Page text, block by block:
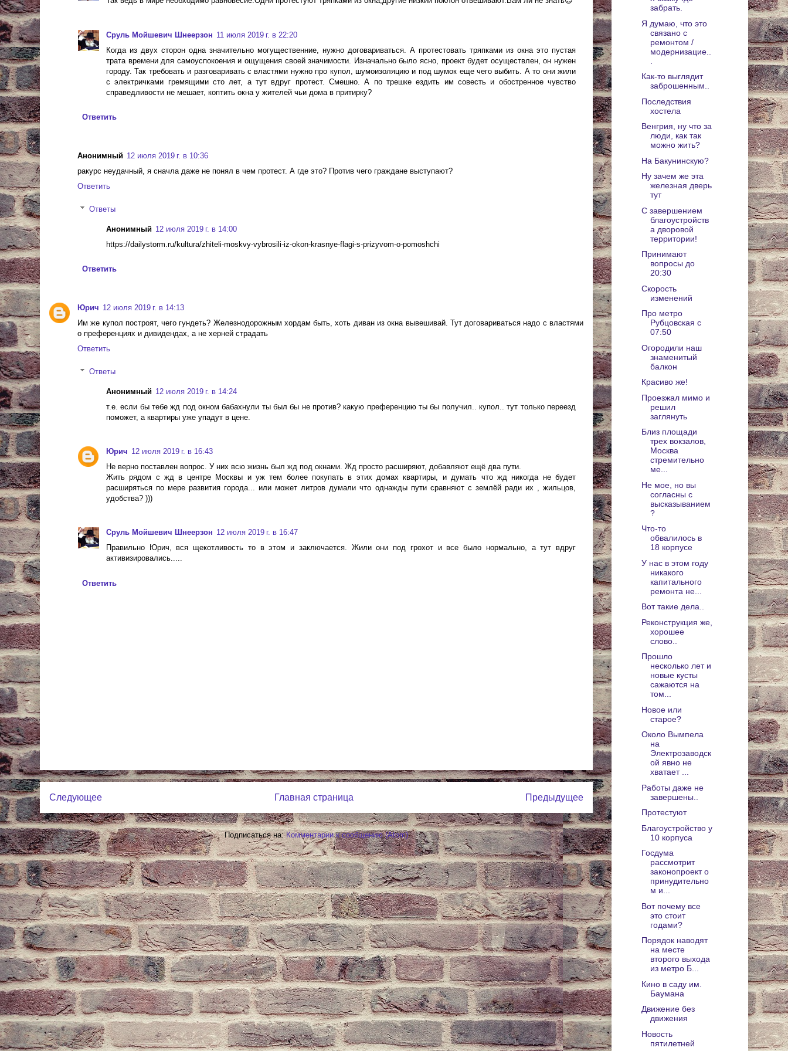
Сруль Мойшевич Шнеерзон 11 июля 2019 г. в 22:20
Когда из двух сторон одна значительно могущественние, нужно договариваться. А протестовать тряпками из окна это пустая
трата времени для самоуспокоения и ощущения своей значимости. Изначально было ясно, проект будет осуществлен, он нужен
городу. Так требовать и разговаривать с властями нужно про купол, шумоизоляцию и под шумок еще чего выбить. А то они жили
с электричками гремящими сто лет, а тут вдруг протест. Смешно. А по трешке ездить им совесть и обостренное чувство
справедливости не мешает, коптить окна у жителей чьи дома в притирку?
Ответить
Анонимный 12 июля 2019 г. в 10:36
ракурс неудачный, я сначла даже не понял в чем протест. А где это? Против чего граждане выступают?
Ответить
Ответы
Анонимный 12 июля 2019 г. в 14:00
https://dailystorm.ru/kultura/zhiteli-moskvy-vybrosili-iz-okon-krasnye-flagi-s-prizyvom-o-pomoshchi
Ответить
Юрич 12 июля 2019 г. в 14:13
Им же купол построят, чего гундеть? Железнодорожным хордам быть, хоть диван из окна вывешивай. Тут договариваться надо с властями
о преференциях и дивидендах, а не херней страдать
Ответить
Ответы
Анонимный 12 июля 2019 г. в 14:24
т.е. если бы тебе жд под окном бабахнули ты был бы не против? какую преференцию ты бы получил.. купол.. тут только переезд
поможет, а квартиры уже упадут в цене.
Юрич 12 июля 2019 г. в 16:43
Не верно поставлен вопрос. У них всю жизнь был жд под окнами. Жд просто расширяют, добавляют ещё два пути.
Жить рядом с жд в центре Москвы и уж тем более покупать в этих домах квартиры, и думать что жд никогда не будет
расширяться по мере развития города... или может литров думали что однажды пути сравняют с землёй ради их , жильцов,
удобства? )))
Сруль Мойшевич Шнеерзон 12 июля 2019 г. в 16:47
Правильно Юрич, вся щекотливость то в этом и заключается. Жили они под грохот и все было нормально, а тут вдруг
активизировались.....
Ответить
Следующее Предыдущее
Главная страница
Подписаться на:Комментарии к сообщению (Atom)
забрать.
Я думаю, что это
связано с
ремонтом /
модернизацие..
Как-то выглядит
заброшенным..
Последствия
хостела
Венгрия, ну что за
люди, как так
можно жить?
На Бакунинскую?
Ну зачем же эта
железная дверь
тут
С завершением
благоустройств
а дворовой
территории!
Принимают
вопросы до
20:30
Скорость
изменений
Про метро
Рубцовская с
07:50
Огородили наш
знаменитый
балкон
Красиво же!
Проезжал мимо и
решил
заглянуть
Близ площади
трех вокзалов,
Москва
стремительно
ме...
Не мое, но вы
согласны с
высказыванием
?
Что-то
обвалилось в
18 корпусе
У нас в этом году
никакого
капитального
ремонта не...
Вот такие дела..
Реконструкция же,
хорошее
слово..
Прошло
несколько лет и
новые кусты
сажаются на
том...
Новое или
старое?
Около Вымпела
на
Электрозаводск
ой явно не
хватает ...
Работы даже не
завершены..
Протестуют
Благоустройство у
10 корпуса
Госдума
рассмотрит
законопроект о
принудительно
м и...
Вот почему все
это стоит
годами?
Порядок наводят
на месте
второго выхода
из метро Б...
Кино в саду им.
Баумана
Движение без
движения
Новость
пятилетней